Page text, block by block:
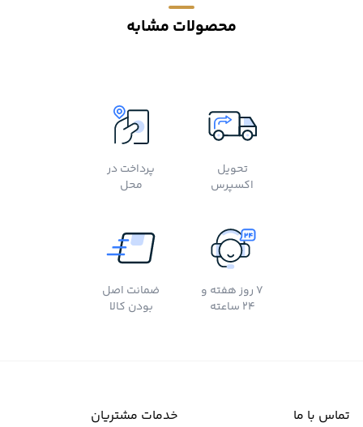
محصولات مشابه
تحویل
اکسپرس
پرداخت در
محل
7 روز هفته و
24 ساعته
ضمانت اصل
بودن کالا
تماس با ما خدمات مشتریان